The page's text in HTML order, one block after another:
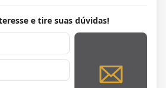
e tire suas dúvidas!